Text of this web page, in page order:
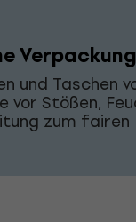
und Taschen
vor Stößen,
zum